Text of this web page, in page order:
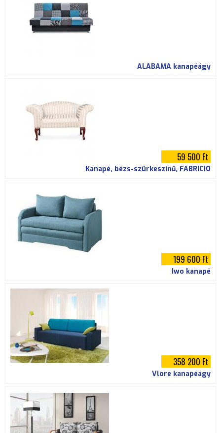
ALABAMA kanapéágy
59 500 Ft
Kanapé, bézs-szürkeszínű, FABRICIO
199 600 Ft
Iwo kanapé
358 200 Ft
Vlore kanapéágy